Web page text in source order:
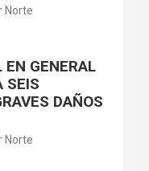
Norte
GENERAL
SEIS
DAÑOS
Norte